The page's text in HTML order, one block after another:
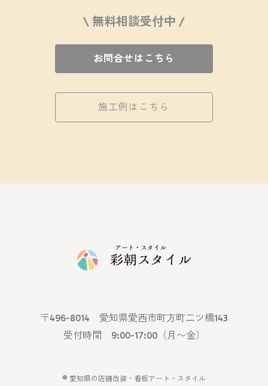
\ 無料相談受付中 /
お問合せはこちら
施工例はこちら
〒496-8014 愛知県愛西市町方町二ツ橋143
受付時間 9:00-17:00（月〜金）
© 愛知県の店舗改装・看板アート・スタイル